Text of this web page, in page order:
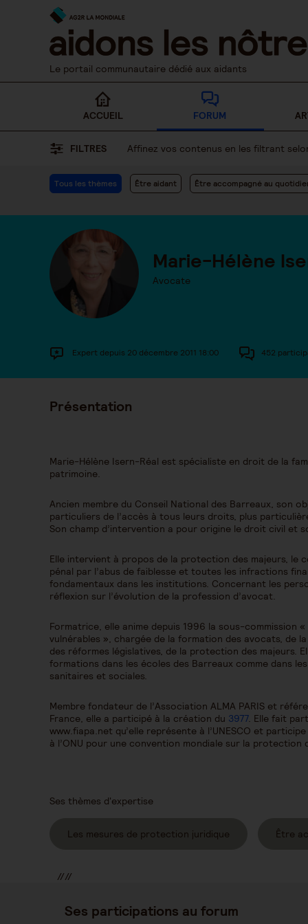
Le portail communautaire dédié aux aidants
ACCUEIL FORUM
FILTRES Affinez vos contenus en les filtrant
Tous les thèmes Être aidant Être accompagné au
Marie-Hélène
Avocate
Expert depuis 20 décembre 2011 18:00 452
Présentation
Marie-Hélène Isern-Réal est spécialiste en droit de la
patrimoine.
Ancien membre du Conseil National des Barreaux, son
particuliers de l’accès à tous leurs droits, plus
Son champ d’intervention a pour origine le droit civil et
Elle intervient à propos de la protection des majeurs, le
pénal par l’abus de faiblesse et toutes les infractions
fondamentaux dans les institutions. Concernant les
réflexion sur l’évolution de la profession d’avocat.
Formatrice, elle anime depuis 1996 la sous-commission
vulnérables », chargée de la formation des avocats, de
des réformes législatives, de la protection des majeurs.
formations dans les écoles des Barreaux comme dans
sanitaires et sociales.
Membre fondateur de l’Association ALMA PARIS et
France, elle a participé à la création du 3977. Elle fait
www.fiapa.net qu’elle représente à l’UNESCO et
à l’ONU pour une convention mondiale sur la protection
Ses thèmes d'expertise
Les mesures de protection juridique Être
////
Ses participations au forum